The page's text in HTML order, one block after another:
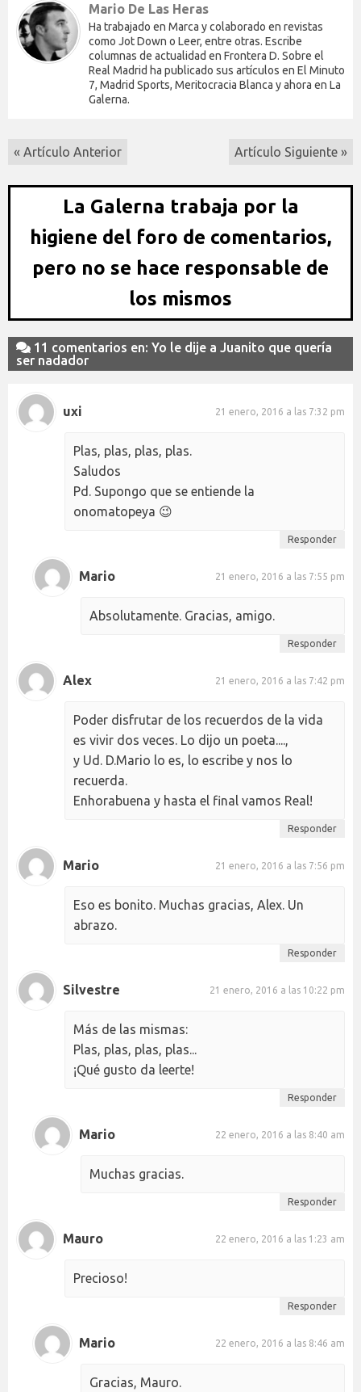
Mario De Las Heras
Ha trabajado en Marca y colaborado en revistas
como Jot Down o Leer, entre otras. Escribe
columnas de actualidad en Frontera D. Sobre el
Real Madrid ha publicado sus artículos en El Minuto
7, Madrid Sports, Meritocracia Blanca y ahora en La
Galerna.
« Artículo Anterior Artículo Siguiente »
La Galerna trabaja por la
higiene del foro de comentarios,
pero no se hace responsable de
los mismos
11 comentarios en: Yo le dije a Juanito que quería
ser nadador
uxi 21 enero, 2016 a las 7:32 pm
Plas, plas, plas, plas.
Saludos
Pd. Supongo que se entiende la
onomatopeya 😉
Responder
Mario 21 enero, 2016 a las 7:55 pm
Absolutamente. Gracias, amigo.
Responder
Alex 21 enero, 2016 a las 7:42 pm
Poder disfrutar de los recuerdos de la vida
es vivir dos veces. Lo dijo un poeta....,
y Ud. D.Mario lo es, lo escribe y nos lo
recuerda.
Enhorabuena y hasta el final vamos Real!
Responder
Mario 21 enero, 2016 a las 7:56 pm
Eso es bonito. Muchas gracias, Alex. Un
abrazo.
Responder
Silvestre 21 enero, 2016 a las 10:22 pm
Más de las mismas:
Plas, plas, plas, plas...
¡Qué gusto da leerte!
Responder
Mario 22 enero, 2016 a las 8:40 am
Muchas gracias.
Responder
Mauro 22 enero, 2016 a las 1:23 am
Precioso!
Responder
Mario 22 enero, 2016 a las 8:46 am
Gracias, Mauro.